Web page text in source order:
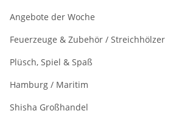
Angebote der Woche
Feuerzeuge & Zubehör / Streichhölzer
Plüsch, Spiel & Spaß
Hamburg / Maritim
Shisha Großhandel